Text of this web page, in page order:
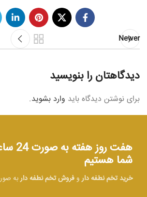
Newer
دیدگاهتان را بنویسید
برای نوشتن دیدگاه باید وارد بشوید.
هفت
شما هستیم
خرید تخم نطفه داروفروش تخم نطفه داربه